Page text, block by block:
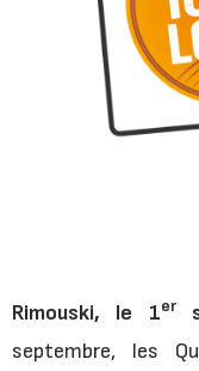
Rimouski, le 1er
septembre, les